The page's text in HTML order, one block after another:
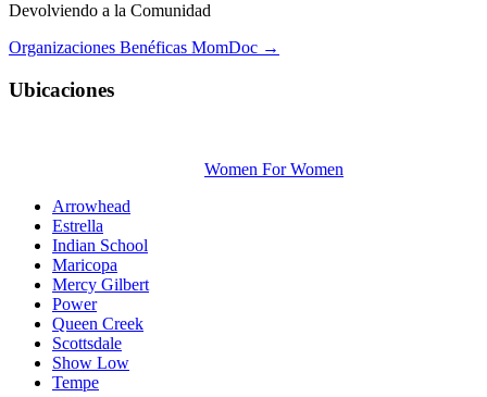
Devolviendo a la Comunidad
Organizaciones Benéficas MomDoc →
Ubicaciones
Women For Women
Arrowhead
Estrella
Indian School
Maricopa
Mercy Gilbert
Power
Queen Creek
Scottsdale
Show Low
Tempe